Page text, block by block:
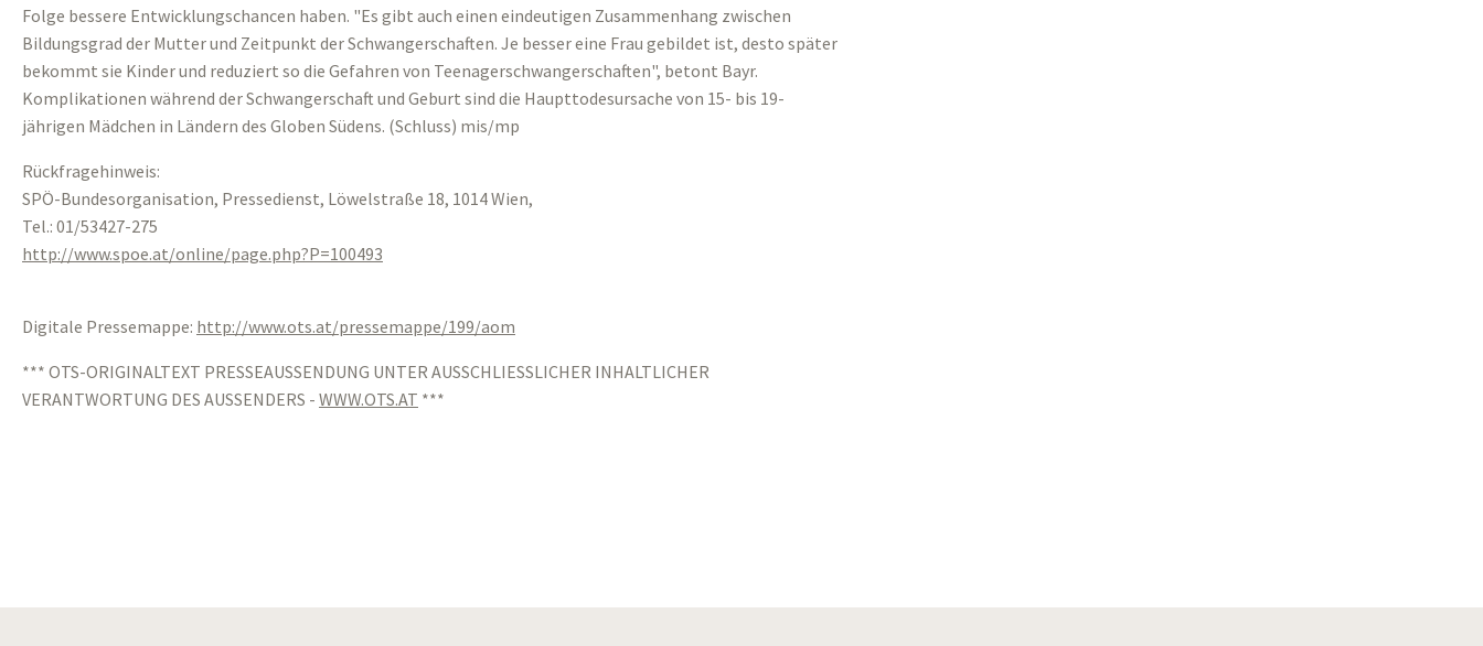
Folge bessere Entwicklungschancen haben. "Es gibt auch einen eindeutigen Zusammenhang zwischen
Bildungsgrad der Mutter und Zeitpunkt der Schwangerschaften. Je besser eine Frau gebildet ist, desto später
bekommt sie Kinder und reduziert so die Gefahren von Teenagerschwangerschaften", betont Bayr.
Komplikationen während der Schwangerschaft und Geburt sind die Haupttodesursache von 15- bis 19-
jährigen Mädchen in Ländern des Globen Südens. (Schluss) mis/mp
Rückfragehinweis:
SPÖ-Bundesorganisation, Pressedienst, Löwelstraße 18, 1014 Wien,
Tel.: 01/53427-275
http://www.spoe.at/online/page.php?P=100493
Digitale Pressemappe: http://www.ots.at/pressemappe/199/aom
*** OTS-ORIGINALTEXT PRESSEAUSSENDUNG UNTER AUSSCHLIESSLICHER INHALTLICHER
VERANTWORTUNG DES AUSSENDERS - WWW.OTS.AT ***